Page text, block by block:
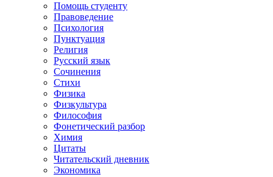
Помощь студенту
Правоведение
Психология
Пунктуация
Религия
Русский язык
Сочинения
Стихи
Физика
Физкультура
Философия
Фонетический разбор
Химия
Цитаты
Читательский дневник
Экономика